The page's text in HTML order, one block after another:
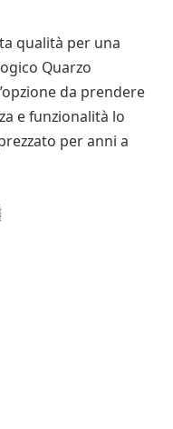
qualità per una
Quarzo
da prendere
e funzionalità lo
per anni a